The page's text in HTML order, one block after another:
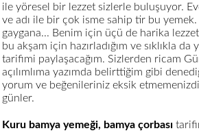
ile yöresel bir lezzet sizlerle buluşuyor.
ve adı ile bir çok isme sahip tir bu
gaygana... Benim için üçü de harika
bu akşam için hazırladığım ve sıklıkla da
tarifimi paylaşacağım. Sizlerden ricam
açılımlıma yazımda belirttiğim gibi
yorum ve beğenileriniz eksik
günler.
Kuru bamya yemeği, bamya çorbası